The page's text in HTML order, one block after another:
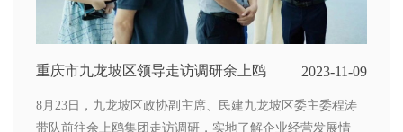
重庆市九龙坡区领导走访调研余上鸥 2023-11-09
8月23日，九龙坡区政协副主席、民建九龙坡区委主委程涛
带队前往余上鸥集团走访调研，实地了解企业经营发展情